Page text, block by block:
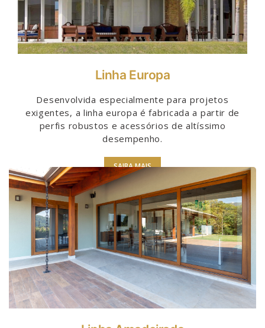
Linha Europa
Desenvolvida especialmente para projetos
exigentes, a linha europa é fabricada a partir de
perfis robustos e acessórios de altíssimo
desempenho.
SAIBA MAIS